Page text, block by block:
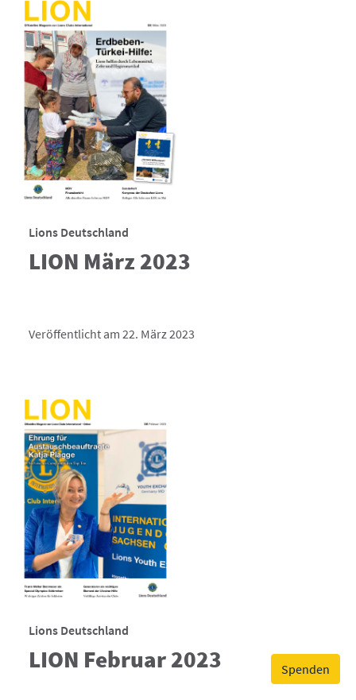
Spenden
Lions Deutschland
LION März 2023
Veröffentlicht am 22. März 2023
Lions Deutschland
LION Februar 2023